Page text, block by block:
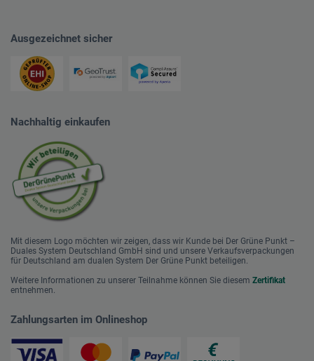
Ausgezeichnet sicher
Nachhaltig einkaufen
Mit diesem Logo möchten wir zeigen, dass wir Kunde bei Der Grüne Punkt –
Duales System Deutschland GmbH sind und unsere Verkaufsverpackungen
für Deutschland am dualen System Der Grüne Punkt beteiligen.
Weitere Informationen zu unserer Teilnahme können Sie diesem Zertifikat
entnehmen.
Zahlungsarten im Onlineshop